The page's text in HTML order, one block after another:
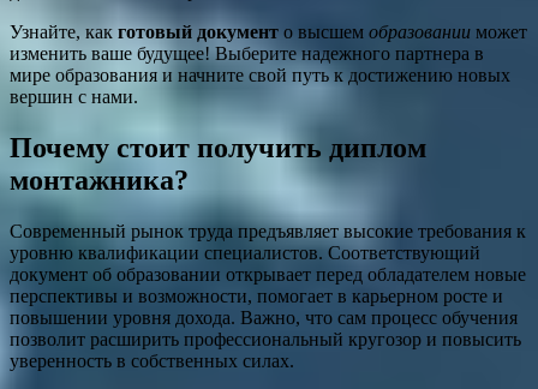
Узнайте, как готовый документ о высшем образовании может
изменить ваше будущее! Выберите надежного партнера в
мире образования и начните свой путь к достижению новых
вершин с нами.
Почему стоит получить диплом
монтажника?
Современный рынок труда предъявляет высокие требования к
уровню квалификации специалистов. Соответствующий
документ об образовании открывает перед обладателем новые
перспективы и возможности, помогает в карьерном росте и
повышении уровня дохода. Важно, что сам процесс обучения
позволит расширить профессиональный кругозор и повысить
уверенность в собственных силах.